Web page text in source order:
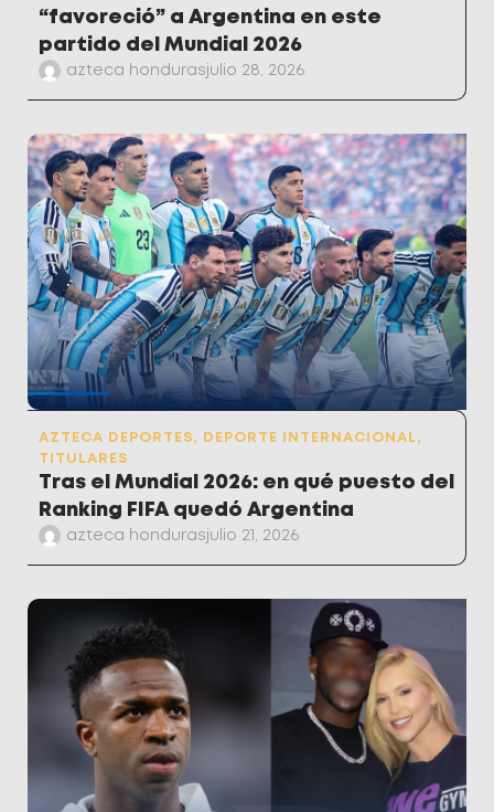
“favoreció” a Argentina en este
partido del Mundial 2026
azteca hondurasjulio 28, 2026
AZTECA DEPORTES, DEPORTE INTERNACIONAL,
TITULARES
Tras el Mundial 2026: en qué puesto del
Ranking FIFA quedó Argentina
azteca hondurasjulio 21, 2026